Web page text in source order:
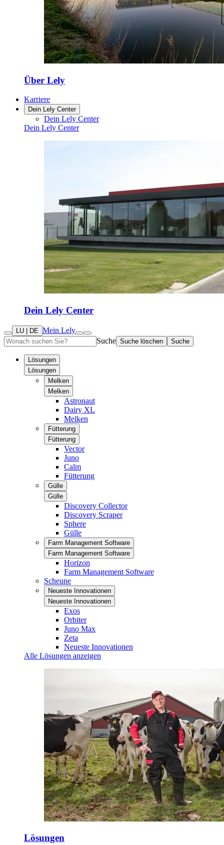
Über Lely
Karriere
Dein Lely Center
Dein Lely Center
Dein Lely Center
Dein Lely Center
LU | DE Mein Lely
Suche Suche löschen Suche
Lösungen
Lösungen
Melken
Melken
Astronaut
Dairy XL
Melken
Fütterung
Fütterung
Vector
Juno
Calm
Fütterung
Gülle
Gülle
Discovery Collector
Discovery Scraper
Sphere
Gülle
Farm Management Software
Farm Management Software
Horizon
Farm Management Software
Scheune
Neueste Innovationen
Neueste Innovationen
Exos
Orbiter
Juno Max
Zeta
Neueste Innovationen
Alle Lösungen anzeigen
Lösungen